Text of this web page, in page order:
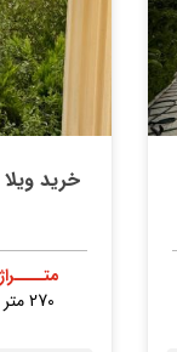
خرید
متــــراژ
270 متر